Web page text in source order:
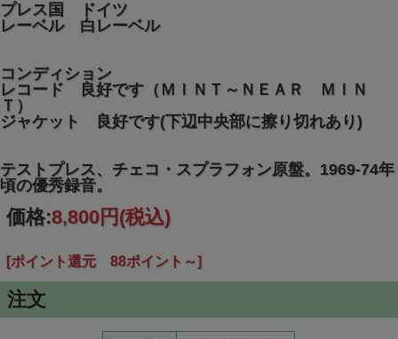
プレス国 ドイツ
レーベル 白レーベル
コンディション
レコード 良好です（ＭＩＮＴ～ＮＥＡＲ ＭＩＮ
Ｔ）
ジャケット 良好です(下辺中央部に擦り切れあり)
テストプレス、チェコ・スプラフォン原盤。1969-74年
頃の優秀録音。
価格:8,800円 (税込)
[ポイント還元 88ポイント～]
注文